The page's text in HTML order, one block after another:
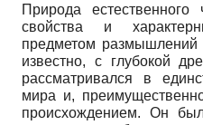
Природа естественного
свойства и
предметом размышлений
известно, с глубокой
рассматривался в
мира и,
происхождением. Он